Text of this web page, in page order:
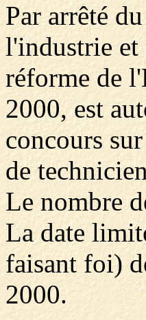
Par arrêté
l'industrie
réforme de
2000, est
concours
de
Le nombre
La date
faisant foi)
2000.